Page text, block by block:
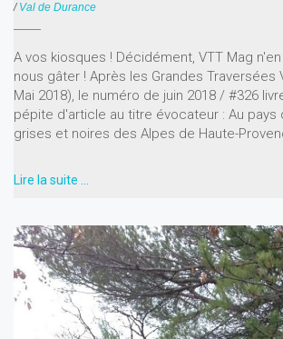
/ Val de Durance
A vos kiosques ! Décidément, VTT Mag
nous gâter ! Après les Grandes Traversées
Mai 2018), le numéro de juin 2018 / #326
pépite d'article au titre évocateur : Au pays
grises et noires des Alpes de Haute-
Lire la suite …